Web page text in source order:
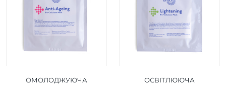
ОМОЛОДЖУЮЧА
ОСВІТЛЮЮЧА